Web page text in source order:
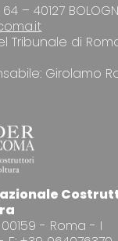
– 40127
Tribunale di
Girolamo
- Roma - I